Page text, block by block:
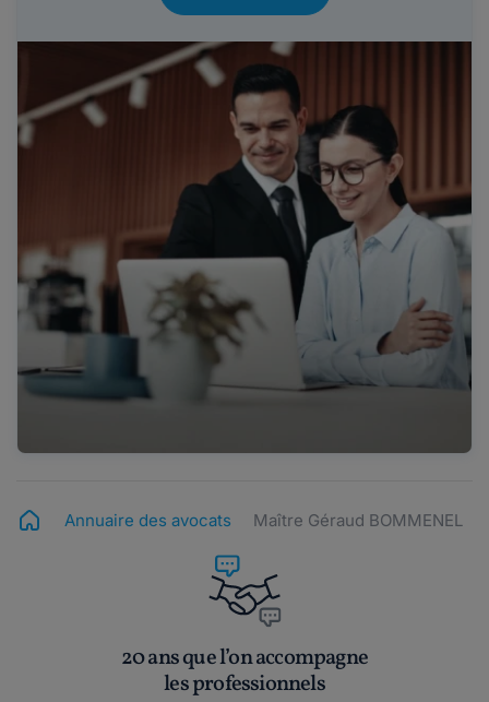
Annuaire des avocats Maître Géraud BOMMENEL
20 ans que l’on accompagne
les professionnels